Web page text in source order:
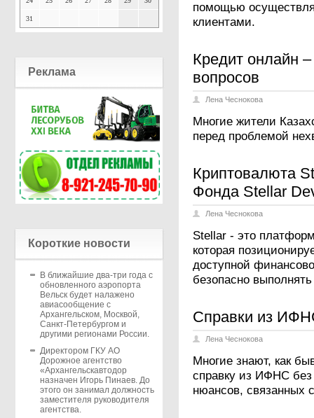
31
Реклама
Короткие новости
В ближайшие два-три года с
обновленного аэропорта
Вельск будет налажено
авиасообщение с
Архангельском, Москвой,
Санкт-Петербургом и
другими регионами России.
Директором ГКУ АО
Дорожное агентство
«Архангельскавтодор
назначен Игорь Пинаев. До
этого он занимал должность
заместителя руководителя
агентства.
помощью
клиентами.
Кредит онлайн
вопросов
Лена Чеснокова
Многие жители
перед проблемой
Криптовалюта
Фонда Stellar
Лена Чеснокова
Stellar - это
которая
доступной
безопасно
Справки из
Лена Чеснокова
Многие знают, как
справку из ИФНС без
нюансов, связанных